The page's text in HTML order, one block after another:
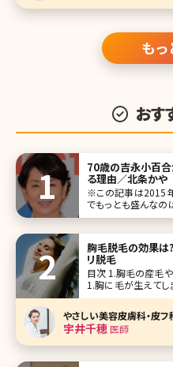
も
おす
70歳の吉永小百合
る理由／北条かや
※この記事は2015
でもっとも盛んなの
も相まって、美容整
が、女優の
胸毛脱毛の効果は
リ脱毛
目次 1.胸毛の産毛や乳輪周りの毛で悩んでいる人は多い 1-
1.胸に毛が生えてし
どう処理してる? 1-
3.カミソリ 1-2-4.毛
ラブ
やさしい美容皮膚科・皮
宇井千穂 医師